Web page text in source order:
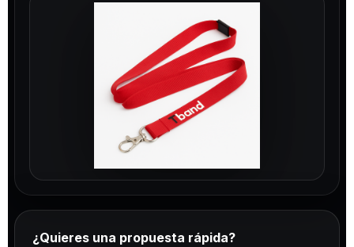
¿Quieres una propuesta rápida?